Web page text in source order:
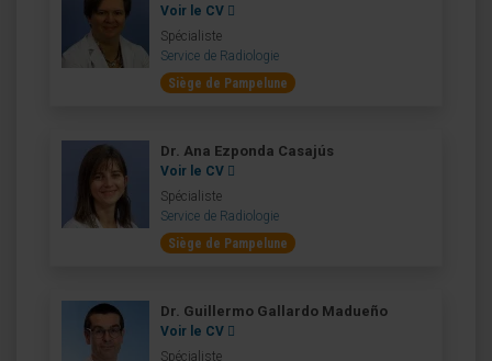
Voir le CV
Spécialiste
Service de Radiologie
Siège de Pampelune
Dr. Ana Ezponda Casajús
Voir le CV
Spécialiste
Service de Radiologie
Siège de Pampelune
Dr. Guillermo Gallardo Madueño
Voir le CV
Spécialiste